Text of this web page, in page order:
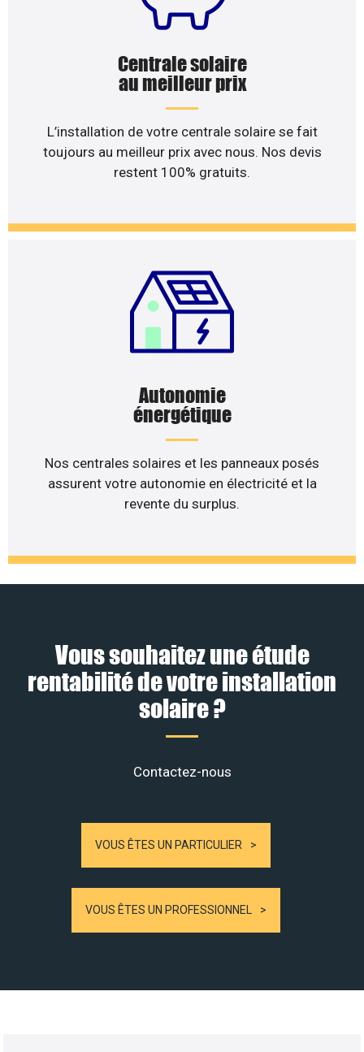
Centrale solaire
au meilleur prix
L’installation de votre centrale solaire se fait
toujours au meilleur prix avec nous. Nos devis
restent 100% gratuits.
Autonomie
énergétique
Nos centrales solaires et les panneaux posés
assurent votre autonomie en électricité et la
revente du surplus.
Vous souhaitez une étude
rentabilité de votre installation
solaire ?
Contactez-nous
VOUS ÊTES UN PARTICULIER
VOUS ÊTES UN PROFESSIONNEL